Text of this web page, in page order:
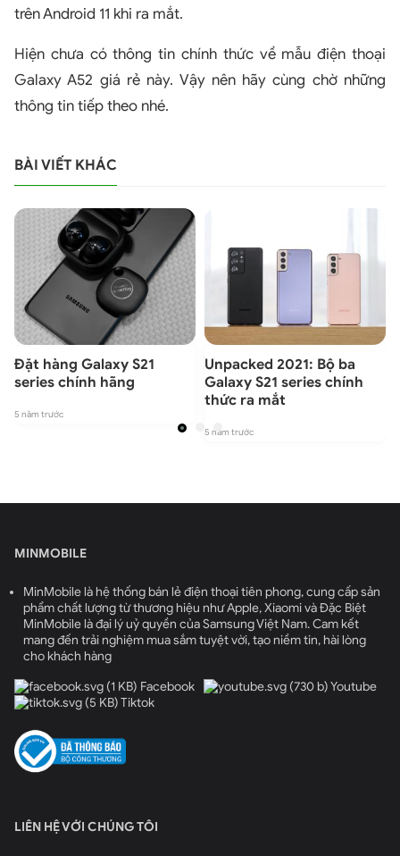
trên Android 11 khi ra mắt.
Hiện chưa có thông tin chính thức về mẫu điện thoại
Galaxy A52 giá rẻ này. Vậy nên hãy cùng chờ những
thông tin tiếp theo nhé.
BÀI VIẾT KHÁC
Đặt hàng Galaxy S21
series chính hãng
5 năm trước
Unpacked 2021: Bộ ba
Galaxy S21 series chính
thức ra mắt
5 năm trước
MINMOBILE
MinMobile là hệ thống bán lẻ điện thoại tiên phong, cung cấp sản
phẩm chất lượng từ thương hiệu như Apple, Xiaomi và Đặc Biệt
MinMobile là đại lý uỷ quyền của Samsung Việt Nam. Cam kết
mang đến trải nghiệm mua sắm tuyệt vời, tạo niềm tin, hài lòng
cho khách hàng
Facebook
Youtube
Tiktok
LIÊN HỆ VỚI CHÚNG TÔI